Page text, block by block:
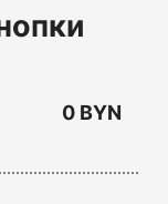
0 BYN